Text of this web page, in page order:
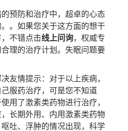
预防和治疗中，超卓的心态
。如果您关于这方面的想干
不错点击线上问询，权威专
理的治疗计划。失眠问题要
情提示：对于以上疾病，
服药治疗，可是您不知道
用了激素类药物进行治疗，
长期外用、内用激素类药物
吐、浮肿的情况出现，科学